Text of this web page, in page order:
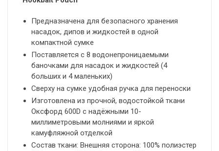
Предназначена для безопасного хранения
насадок, дипов и жидкостей в одной
компактной сумке
Поставляется с 8 водонепроницаемыми
баночками для насадок и жидкостей (4
больших и 4 маленьких)
Сверху на сумке удобная ручка для переноски
Изготовлена из прочной, водостойкой ткани
Оксфорд 600D с надёжными 10-
миллиметровыми молниями и яркой
камуфляжной отделкой
Состав ткани: Внешняя сторона: 100% полиэстер